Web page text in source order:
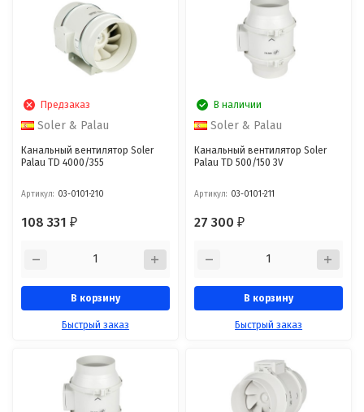
Предзаказ
Soler & Palau
Канальный вентилятор Soler
Palau TD 4000/355
Артикул: 03-0101-210
108 331₽
В корзину
Быстрый заказ
В наличии
Soler & Palau
Канальный вентилятор Soler
Palau TD 500/150 3V
Артикул: 03-0101-211
27 300₽
В корзину
Быстрый заказ